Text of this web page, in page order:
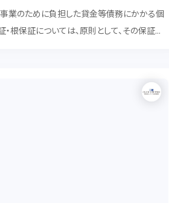
役）や関係者に連帯保証してもらうことがあ
。改正民法で保証の規定が変更されるようで
どのように変わるのでしょうか。
事業のために負担した貸金等債務にかかる個
・根保証については、原則として、その保証契